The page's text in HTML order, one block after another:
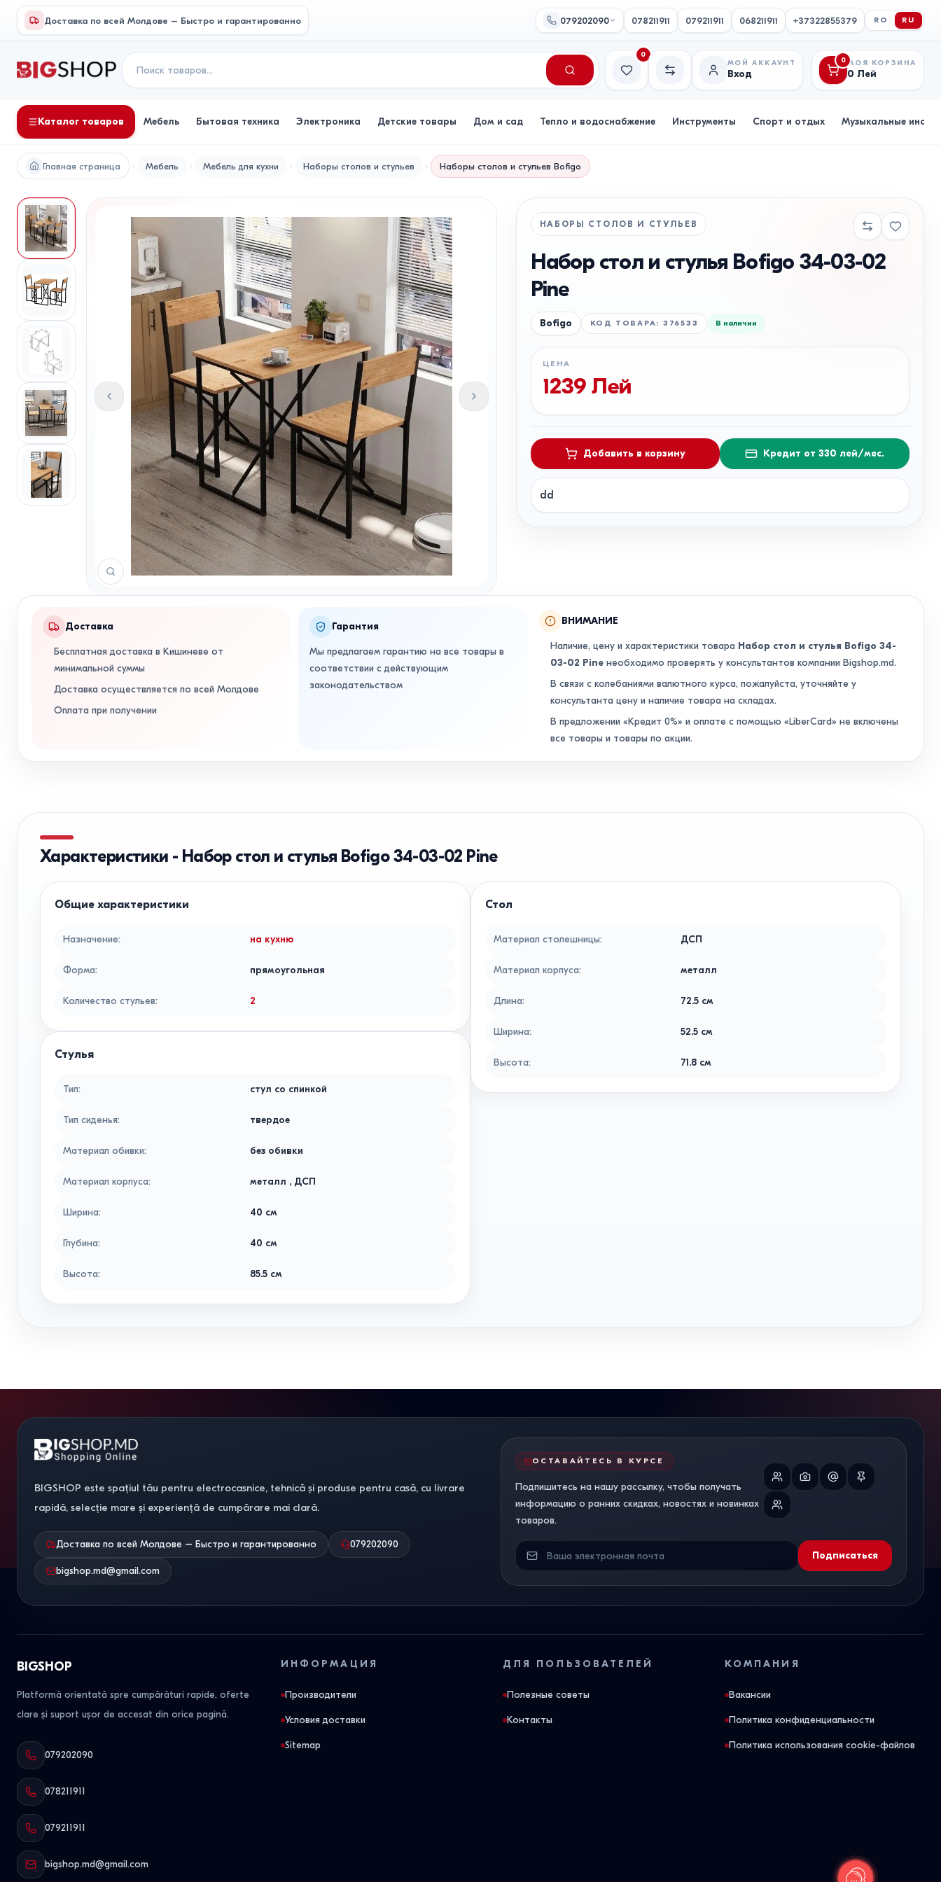
Доставка по всей Молдове – Быстро и гарантированно 079202090 078211911 079211911 068211911 +37322855379 RO RU
Список желаний
0
Сравнение
МОЙ АККАУНТ
Вход
0 МОЯ КОРЗИНА
0 Лей
Каталог товаров Мебель Бытовая техника Электроника Детские товары Дом и сад Тепло и водоснабжение Инструменты Спорт и отдых Музыкальные
Главная страница Мебель Мебель для кухни Наборы столов и стульев Наборы столов и стульев Bofigo
НАБОРЫ СТОЛОВ И СТУЛЬЕВ
Набор стол и стулья Bofigo 34-03-02
Pine
Bofigo КОД ТОВАРА: 376533 В наличии
ЦЕНА
1239 Лей
Добавить в корзину Кредит от 330 лей/мес.
dd
Доставка
Бесплатная доставка в Кишиневе от
минимальной суммы
Доставка осуществляется по всей Молдове
Оплата при получении
Гарантия
Мы предлагаем гарантию на все товары в
соответствии с действующим
законодательством
ВНИМАНИЕ
Наличие, цену и характеристики товара Набор стол и стулья Bofigo 34-
03-02 Pine необходимо проверять у консультантов компании Bigshop.md.
В связи с колебаниями валютного курса, пожалуйста, уточняйте у
консультанта цену и наличие товара на складах.
В предложении «Кредит 0%» и оплате с помощью «LiberCard» не включены
все товары и товары по акции.
Характеристики - Набор стол и стулья Bofigo 34-03-02 Pine
Общие характеристики
Назначение: на кухню
Форма: прямоугольная
Количество стульев: 2
Стулья
Тип: стул со спинкой
Тип сиденья: твердое
Материал обивки: без обивки
Материал корпуса: металл , ДСП
Ширина: 40 см
Глубина: 40 см
Высота: 85.5 см
Стол
Материал столешницы: ДСП
Материал корпуса: металл
Длина: 72.5 см
Ширина: 52.5 см
Высота: 71.8 см
BIGSHOP este spațiul tău pentru electrocasnice, tehnică și produse pentru casă, cu livrare
rapidă, selecție mare și experiență de cumpărare mai clară.
Доставка по всей Молдове – Быстро и гарантированно 079202090
bigshop.md@gmail.com
ОСТАВАЙТЕСЬ В КУРСЕ
Подпишитесь на нашу рассылку, чтобы получать
информацию о ранних скидках, новостях и новинках
товаров.
Подписаться
BIGSHOP
Platformă orientată spre cumpărături rapide, oferte
clare și suport ușor de accesat din orice pagină.
079202090
078211911
079211911
bigshop.md@gmail.com
ИНФОРМАЦИЯ
Производители
Условия доставки
Sitemap
ДЛЯ ПОЛЬЗОВАТЕЛЕЙ
Полезные советы
Контакты
КОМПАНИЯ
Вакансии
Политика конфиденциальности
Политика использования cookie-файлов